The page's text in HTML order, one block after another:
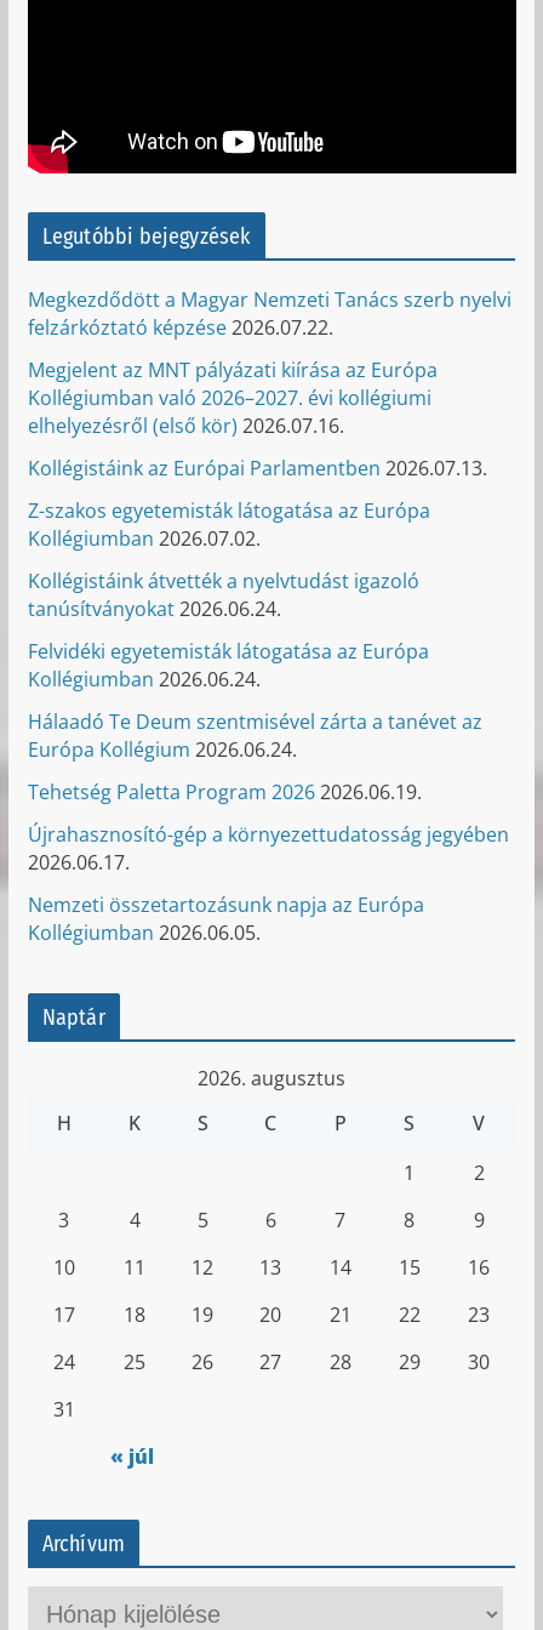
Legutóbbi bejegyzések
Megkezdődött a Magyar Nemzeti Tanács szerb nyelvi
felzárkóztató képzése2026.07.22.
Megjelent az MNT pályázati kiírása az Európa
Kollégiumban való 2026–2027. évi kollégiumi
elhelyezésről (első kör) 2026.07.16.
Kollégistáink az Európai Parlamentben 2026.07.13.
Z-szakos egyetemisták látogatása az Európa
Kollégiumban 2026.07.02.
Kollégistáink átvették a nyelvtudást igazoló
tanúsítványokat2026.06.24.
Felvidéki egyetemisták látogatása az Európa
Kollégiumban 2026.06.24.
Hálaadó Te Deum szentmisével zárta a tanévet az
Európa Kollégium 2026.06.24.
Tehetség Paletta Program 20262026.06.19.
Újrahasznosító-gép a környezettudatosság jegyében
2026.06.17.
Nemzeti összetartozásunk napja az Európa
Kollégiumban 2026.06.05.
Naptár
2026. augusztus
H
K S C P S V
« júl
1
2
3
4 5 6 7 8
9
10
11 12 13 14 15
16
17
18 19 20 21 22
23
24
25 26 27 28 29
30
31
Archívum